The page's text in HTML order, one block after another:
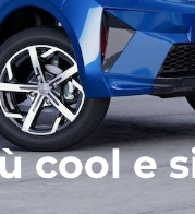
cool e